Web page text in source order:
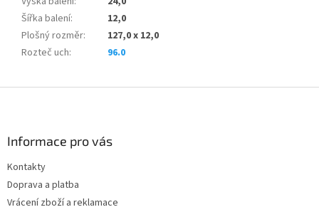
Šířka balení:
12,0
Plošný rozměr:
127,0 x 12,0
Rozteč uch: 96.0
Informace pro vás
Kontakty
Doprava a platba
Vrácení zboží a reklamace